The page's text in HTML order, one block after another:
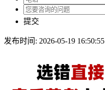
提交
发布时间: 2026-05-19 16:50:55